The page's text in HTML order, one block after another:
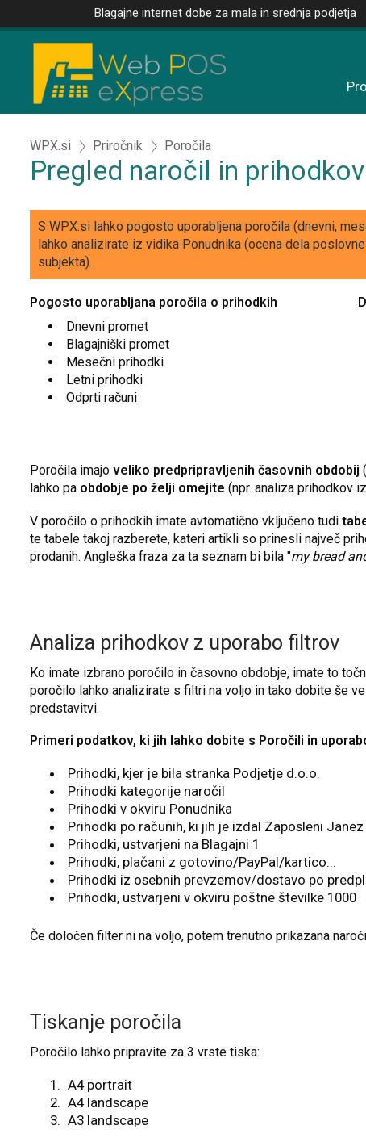
Blagajne internet dobe za mala in srednja podjetja
WPX.si Priročnik Poročila
Pregled naročil in prihodkov
S WPX.si lahko pogosto uporabljena poročila (dnevni,
lahko analizirate iz vidika Ponudnika (ocena dela
subjekta).
Pogosto uporabljana poročila o prihodkih
Dnevni promet
Blagajniški promet
Mesečni prihodki
Letni prihodki
Odprti računi
Poročila imajo veliko predpripravljenih časovnih obdobij
lahko pa obdobje po želji omejite (npr. analiza prihodkov
V poročilo o prihodkih imate avtomatično vključeno tudi
te tabele takoj razberete, kateri artikli so prinesli največ
prodanih. Angleška fraza za ta seznam bi bila "my bread
Analiza prihodkov z uporabo filtrov
Ko imate izbrano poročilo in časovno obdobje, imate to
poročilo lahko analizirate s filtri na voljo in tako dobite še
predstavitvi.
Primeri podatkov, ki jih lahko dobite s Poročili in
Prihodki, kjer je bila stranka Podjetje d.o.o.
Prihodki kategorije naročil
Prihodki v okviru Ponudnika
Prihodki po računih, ki jih je izdal Zaposleni Janez
Prihodki, ustvarjeni na Blagajni 1
Prihodki, plačani z gotovino/PayPal/kartico...
Prihodki iz osebnih prevzemov/dostavo po
Prihodki, ustvarjeni v okviru poštne številke 1000
Če določen filter ni na voljo, potem trenutno prikazana
Tiskanje poročila
Poročilo lahko pripravite za 3 vrste tiska:
A4 portrait
A4 landscape
A3 landscape